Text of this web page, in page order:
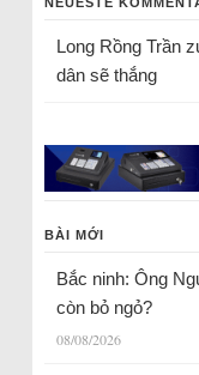
Long Rồng Trần
dân sẽ thắng
BÀI MỚI
Bắc ninh: Ông
còn bỏ ngỏ?
08/08/2026